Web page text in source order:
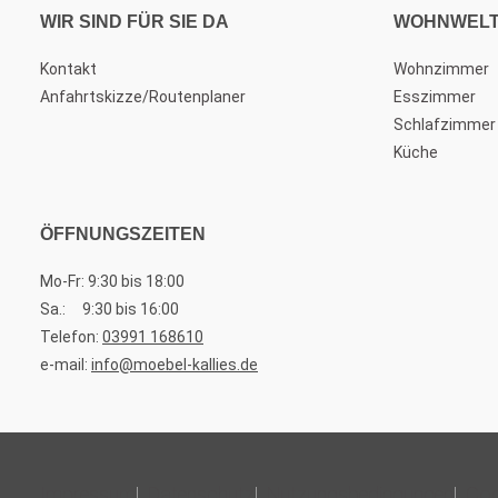
WIR SIND FÜR SIE DA
Kontakt
Anfahrtskizze/Routenplaner
Wohnzimmer
Esszimmer
Schlafzimmer
Küche
ÖFFNUNGSZEITEN
Mo-Fr: 9:30 bis 18:00
Sa.: 9:30 bis 16:00
Telefon: 03991 168610
e-mail: info@moebel-kallies.de